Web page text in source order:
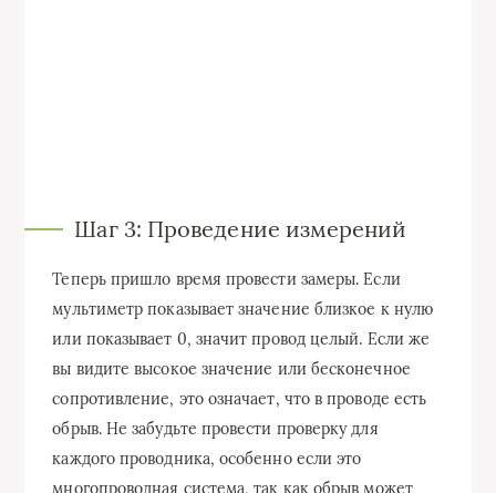
Шаг 3: Проведение измерений
Теперь пришло время провести замеры. Если
мультиметр показывает значение близкое к нулю
или показывает 0, значит провод целый. Если же
вы видите высокое значение или бесконечное
сопротивление, это означает, что в проводе есть
обрыв. Не забудьте провести проверку для
каждого проводника, особенно если это
многопроводная система, так как обрыв может